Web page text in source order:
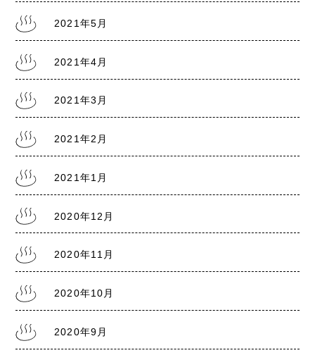
2021.7.28
熊本銭湯の日記『リスクレベル5 厳戒警報』
2021年5月
2021年4月
2021年3月
2021年2月
2021年1月
2020年12月
2020年11月
2020年10月
2020年9月